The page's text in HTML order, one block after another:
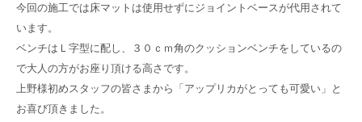
今回の施工では床マットは使用せずにジョイントベースが代用されて
います。
ベンチはＬ字型に配し、３０ｃｍ角のクッションベンチをしているの
で大人の方がお座り頂ける高さです。
上野様初めスタッフの皆さまから「アップリカがとっても可愛い」と
お喜び頂きました。